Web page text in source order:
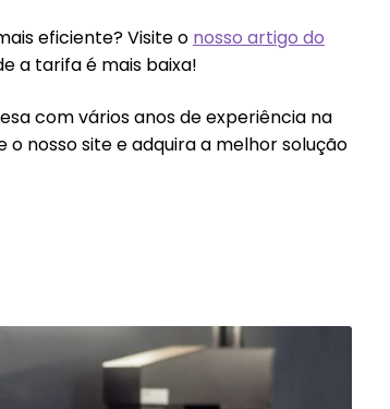
eficiente? Visite o nosso artigo do
a tarifa é mais baixa!
com vários anos de experiência na
o nosso site e adquira a melhor solução